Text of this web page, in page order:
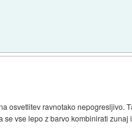
osvetlitev ravnotako nepogresljivo.
vse lepo z barvo kombinirati zunaj